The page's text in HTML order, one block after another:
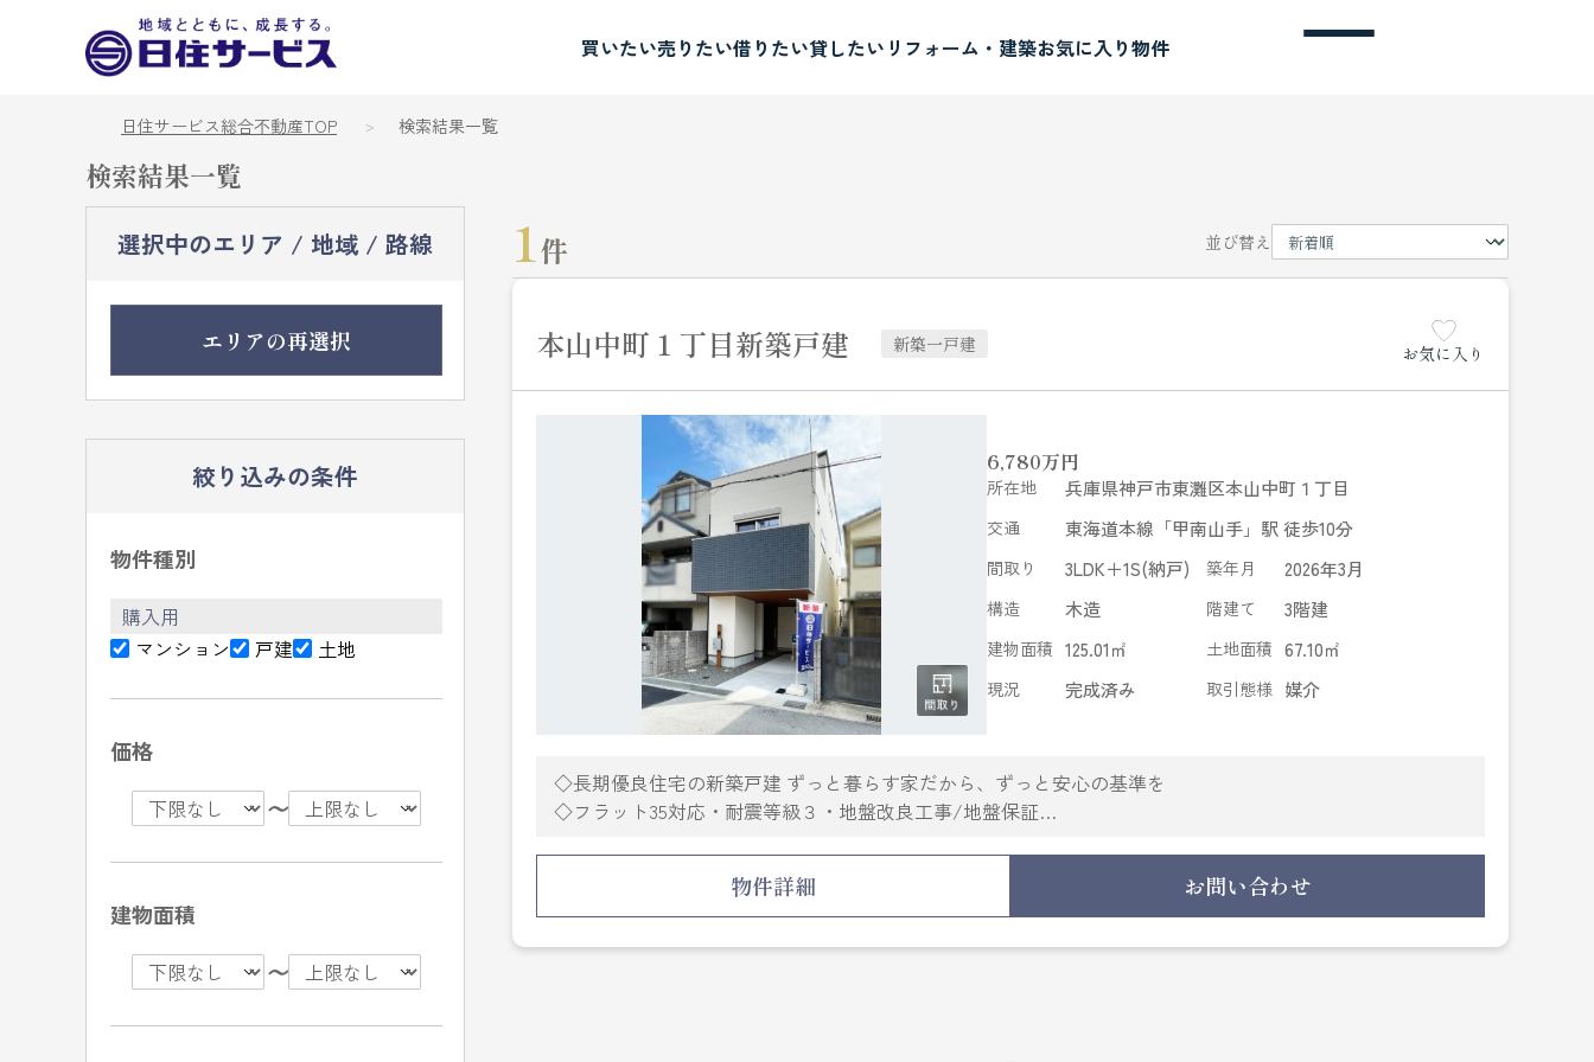
買いたい売りたい借りたい貸したい リフォーム・建築お気に入り物件
日住サービス総合不動産TOP 検索結果一覧
検索結果一覧
1件 並び替え
本山中町１丁目新築戸建 新築一戸建 お気に入り
6,780万円
所在地 兵庫県神戸市東灘区本山中町１丁目
交通 東海道本線「甲南山手」駅 徒歩10分
間取り 3LDK＋1S(納戸) 築年月 2026年3月
構造 木造 階建て 3階建
建物面積 125.01㎡ 土地面積 67.10㎡
現況 完成済み 取引態様 媒介
◇長期優良住宅の新築戸建 ずっと暮らす家だから、ずっと安心の基準を
◇フラット35対応・耐震等級３・地盤改良工事/地盤保証
◇1.2階は無垢材フローリングで高い調湿性を持っていて快適な室内環境
◇キッチン折り下げ天井
物件詳細 お問い合わせ
選択中のエリア / 地域 / 路線
エリアの再選択
絞り込みの条件
物件種別
購入用
マンション
戸建 土地
価格
〜
建物面積
〜